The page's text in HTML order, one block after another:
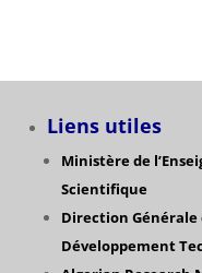
Liens utiles
Ministère de
Scientifique
Direction
Développement